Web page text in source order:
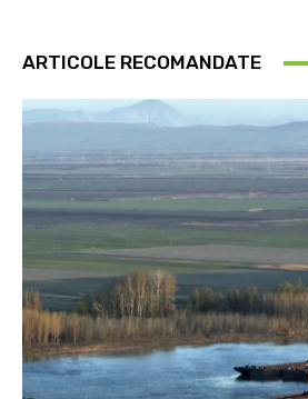
ARTICOLE RECOMANDATE